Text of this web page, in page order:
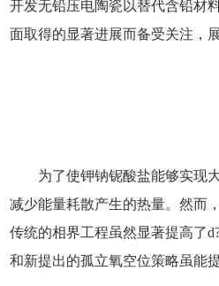
开发无铅压电陶瓷以替代含铅材
面取得的显著进展而备受关注，
为了使钾钠铌酸盐能够实现
减少能量耗散产生的热量。然而
传统的相界工程虽然显著提高了
和新提出的孤立氧空位策略虽能